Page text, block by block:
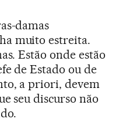
damas
muito estreita.
Estão onde estão
de Estado ou de
a priori, devem
seu discurso não